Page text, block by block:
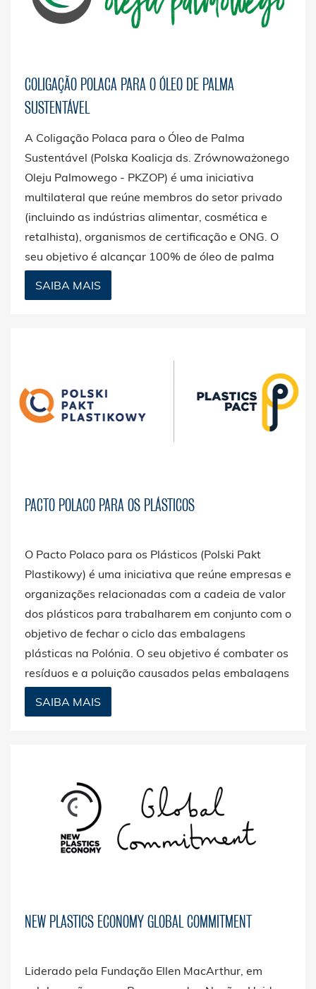
COLIGAÇÃO POLACA PARA O ÓLEO DE PALMA
SUSTENTÁVEL
A Coligação Polaca para o Óleo de Palma
Sustentável (Polska Koalicja ds. Zrównoważonego
Oleju Palmowego - PKZOP) é uma iniciativa
multilateral que reúne membros do setor privado
(incluindo as indústrias alimentar, cosmética e
retalhista), organismos de certificação e ONG. O
seu objetivo é alcançar 100% de óleo de palma
certificado como sustentável na Polónia até 2030.
SAIBA MAIS
PACTO POLACO PARA OS PLÁSTICOS
O Pacto Polaco para os Plásticos (Polski Pakt
Plastikowy) é uma iniciativa que reúne empresas e
organizações relacionadas com a cadeia de valor
dos plásticos para trabalharem em conjunto com o
objetivo de fechar o ciclo das embalagens
plásticas na Polónia. O seu objetivo é combater os
resíduos e a poluição causados pelas embalagens
de plástico na Polónia.
SAIBA MAIS
NEW PLASTICS ECONOMY GLOBAL COMMITMENT
Liderado pela Fundação Ellen MacArthur, em